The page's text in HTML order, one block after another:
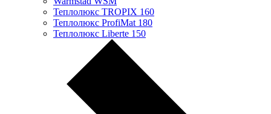
Теплолюкс TROPIX 160
Теплолюкс ProfiMat 180
Теплолюкс Liberte 150